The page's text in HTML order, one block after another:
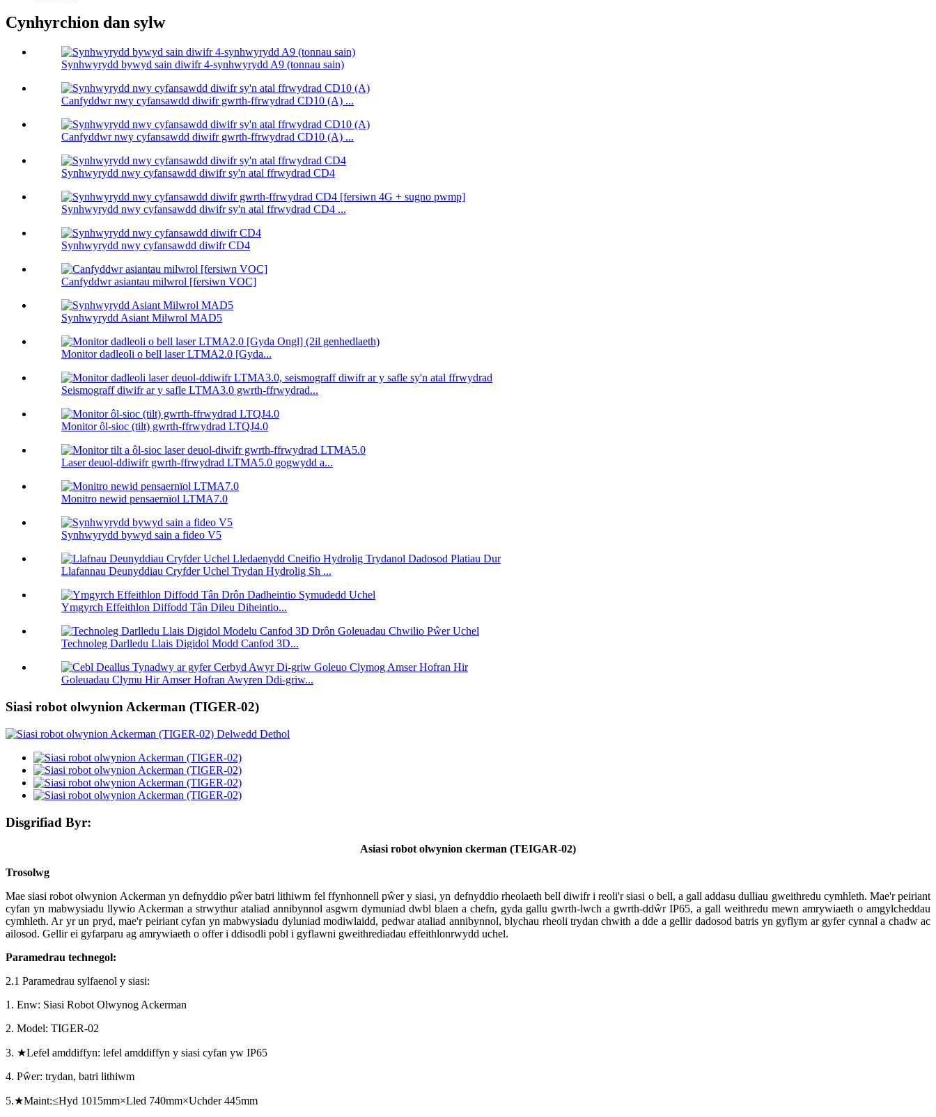
Cynhyrchion dan sylw
Synhwyrydd bywyd sain diwifr 4-synhwyrydd A9 (tonnau sain)
Canfyddwr nwy cyfansawdd diwifr gwrth-ffrwydrad CD10 (A) ...
Canfyddwr nwy cyfansawdd diwifr gwrth-ffrwydrad CD10 (A) ...
Synhwyrydd nwy cyfansawdd diwifr sy'n atal ffrwydrad CD4
Synhwyrydd nwy cyfansawdd diwifr sy'n atal ffrwydrad CD4 ...
Synhwyrydd nwy cyfansawdd diwifr CD4
Canfyddwr asiantau milwrol [fersiwn VOC]
Synhwyrydd Asiant Milwrol MAD5
Monitor dadleoli o bell laser LTMA2.0 [Gyda...
Seismograff diwifr ar y safle LTMA3.0 gwrth-ffrwydrad...
Monitor ôl-sioc (tilt) gwrth-ffrwydrad LTQJ4.0
Laser deuol-ddiwifr gwrth-ffrwydrad LTMA5.0 gogwydd a...
Monitro newid pensaernïol LTMA7.0
Synhwyrydd bywyd sain a fideo V5
Llafannau Deunyddiau Cryfder Uchel Trydan Hydrolig Sh ...
Ymgyrch Effeithlon Diffodd Tân Dileu Diheintio...
Technoleg Darlledu Llais Digidol Modd Canfod 3D...
Goleuadau Clymu Hir Amser Hofran Awyren Ddi-griw...
Siasi robot olwynion Ackerman (TIGER-02)
Disgrifiad Byr:
Asiasi robot olwynion ckerman (TEIGAR-02)
Trosolwg
Mae siasi robot olwynion Ackerman yn defnyddio pŵer batri lithiwm fel ffynhonnell pŵer y siasi, yn defnyddio rheolaeth bell diwifr i reoli'r siasi o bell, a gall addasu dulliau gweithredu cymhleth. Mae'r peiriant
cyfan yn mabwysiadu llywio Ackerman a strwythur ataliad annibynnol asgwrn dymuniad dwbl blaen a chefn, gyda gallu gwrth-lwch a gwrth-ddŵr IP65, a gall weithredu mewn amrywiaeth o amgylcheddau
cymhleth. Ar yr un pryd, mae'r peiriant cyfan yn mabwysiadu dyluniad modiwlaidd, pedwar ataliad annibynnol, blychau rheoli trydan chwith a dde a gellir dadosod batris yn gyflym ar gyfer cynnal a chadw ac
ailosod. Gellir ei gyfarparu ag amrywiaeth o offer i ddisodli pobl i gyflawni gweithrediadau effeithlonrwydd uchel.
Paramedrau technegol:
2.1 Paramedrau sylfaenol y siasi:
1. Enw: Siasi Robot Olwynog Ackerman
2. Model: TIGER-02
3. ★Lefel amddiffyn: lefel amddiffyn y siasi cyfan yw IP65
4. Pŵer: trydan, batri lithiwm
5.★Maint:≤Hyd 1015mm×Lled 740mm×Uchder 445mm